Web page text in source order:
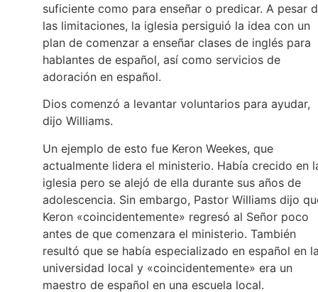
suficiente como para enseñar o predicar. A pesar
las limitaciones, la iglesia persiguió la idea con un
plan de comenzar a enseñar clases de inglés para
hablantes de español, así como servicios de
adoración en español.
Dios comenzó a levantar voluntarios para ayudar,
dijo Williams.
Un ejemplo de esto fue Keron Weekes, que
actualmente lidera el ministerio. Había crecido en
iglesia pero se alejó de ella durante sus años de
adolescencia. Sin embargo, Pastor Williams dijo
Keron «coincidentemente» regresó al Señor poco
antes de que comenzara el ministerio. También
resultó que se había especializado en español en
universidad local y «coincidentemente» era un
maestro de español en una escuela local.